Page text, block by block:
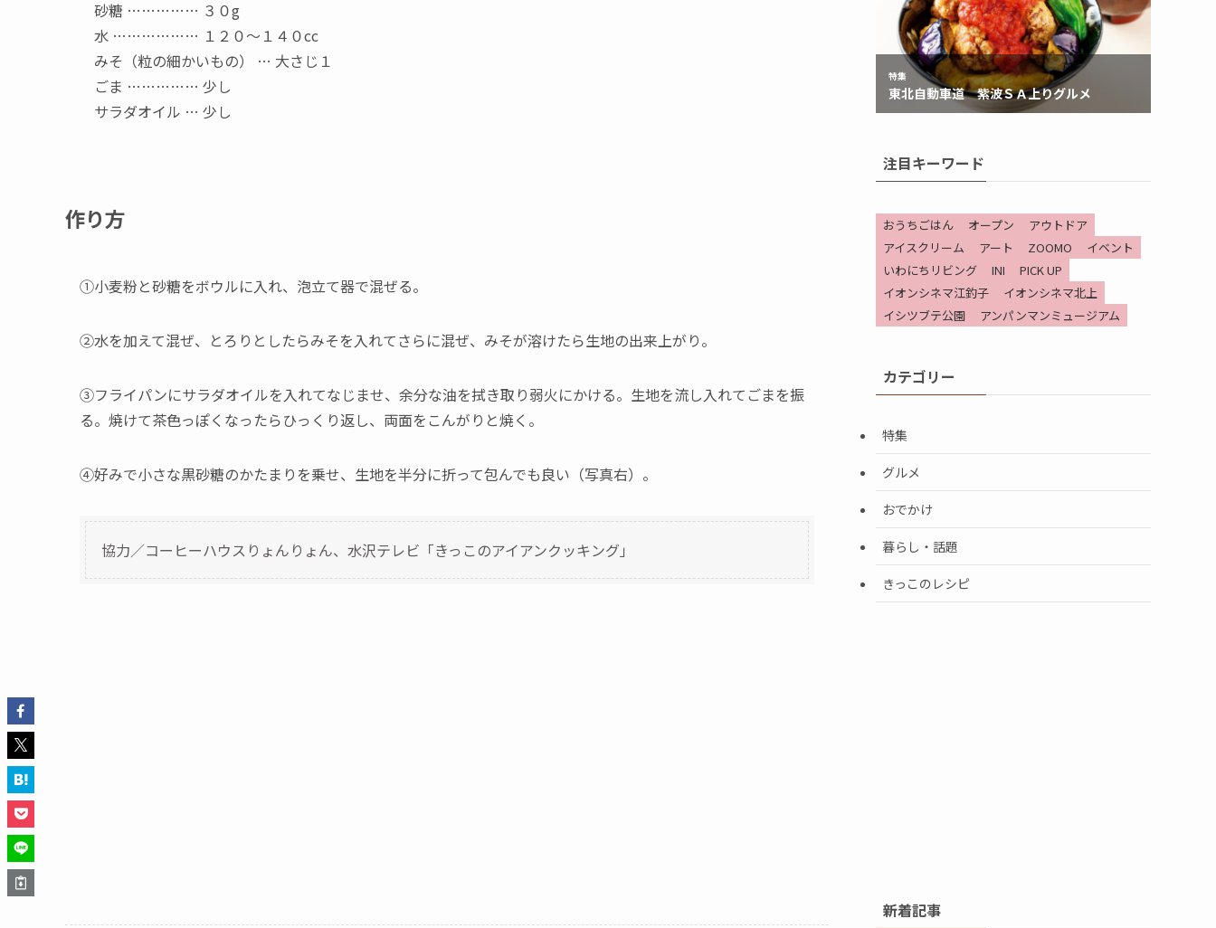
砂糖 …………… ３０g
水 ……………… １２０～１４０cc
みそ（粒の細かいもの） … 大さじ１
ごま …………… 少し
サラダオイル … 少し
作り方
①小麦粉と砂糖をボウルに入れ、泡立て器で混ぜる。
②水を加えて混ぜ、とろりとしたらみそを入れてさらに混ぜ、みそが溶けたら生地の出来上がり。
③フライパンにサラダオイルを入れてなじませ、余分な油を拭き取り弱火にかける。生地を流し入れてごまを振
る。焼けて茶色っぽくなったらひっくり返し、両面をこんがりと焼く。
④好みで小さな黒砂糖のかたまりを乗せ、生地を半分に折って包んでも良い（写真右）。
協力／コーヒーハウスりょんりょん、水沢テレビ「きっこのアイアンクッキング」
注目キーワード
おうちごはん オープン
アウトドア
アイスクリーム
アート ZOOMO
イベント
いわにちリビング
INI
PICK UP
イオンシネマ江釣子
イオンシネマ北上
イシツブテ公園
アンパンマンミュージアム
カテゴリー
特集
グルメ
おでかけ
暮らし・話題
きっこのレシピ
新着記事